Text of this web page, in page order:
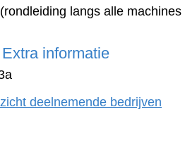
langs alle
informatie
deelnemende bedrijven